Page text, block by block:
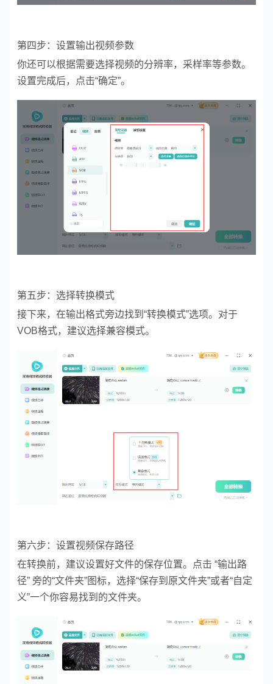
第四步：设置输出视频参数
你还可以根据需要选择视频的分辨率，采样率等参数。
设置完成后，点击“确定”。
第五步：选择转换模式
接下来，在输出格式旁边找到“转换模式”选项。对于
VOB格式，建议选择兼容模式。
第六步：设置视频保存路径
在转换前，建议设置好文件的保存位置。点击 “输出路
径” 旁的“文件夹”图标，选择“保存到原文件夹”或者“自定
义”一个你容易找到的文件夹。